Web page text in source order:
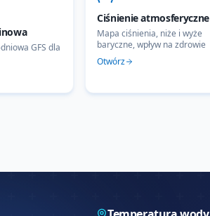
GFS dla
Ciśnienie atmosferyczne
Mapa ciśnienia, niże i wyże
baryczne, wpływ na zdrowie
Otwórz